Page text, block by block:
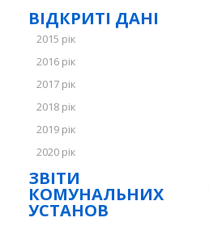
ВІДКРИТІ ДАНІ
2015 рік
2016 рік
2017 рік
2018 рік
2019 рік
2020 рік
ЗВІТИ
КОМУНАЛЬНИХ
УСТАНОВ